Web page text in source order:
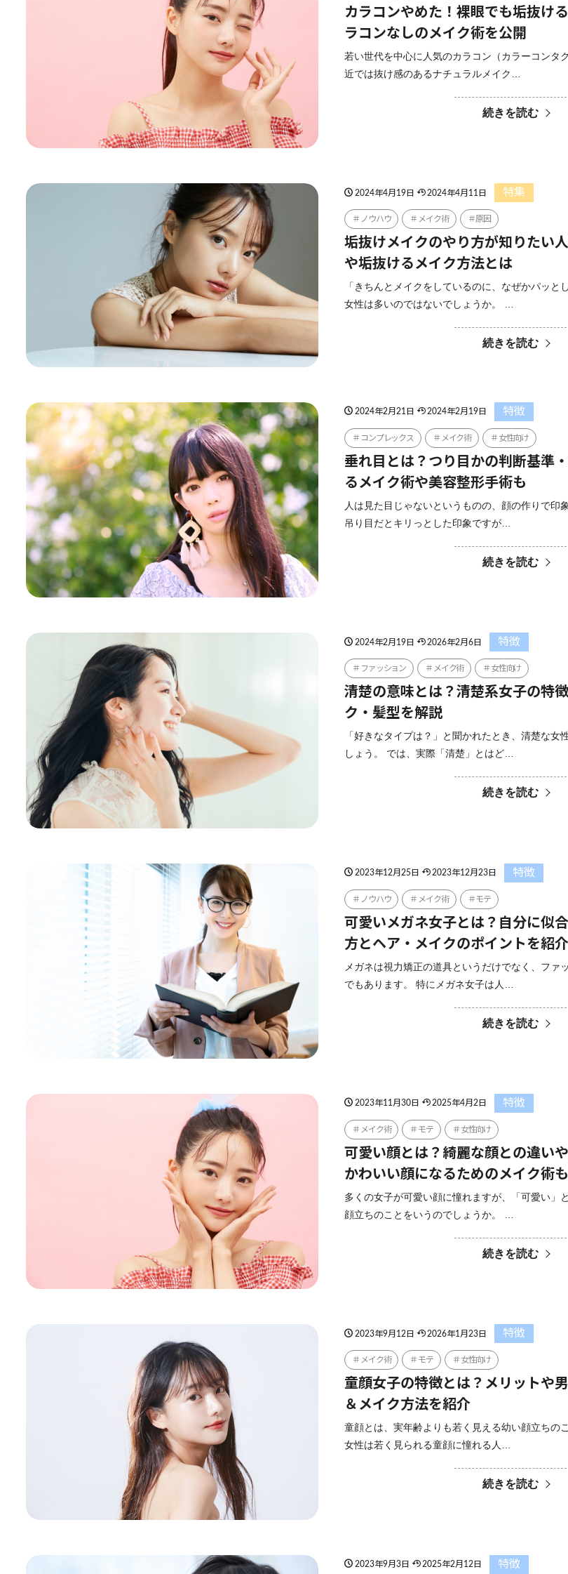
カラコンやめた！裸眼でも垢抜け
ラコンなしのメイク術を公開
若い世代を中心に人気のカラコン（カラーコンタ
近では抜け感のあるナチュラルメイク…
続きを読む
2024年4月19日 2024年4月11日 特集
ノウハウ メイク術 原因
垢抜けメイクのやり方が知りたい
や垢抜けるメイク方法とは
「きちんとメイクをしているのに、なぜかパッ
女性は多いのではないでしょうか。 …
続きを読む
2024年2月21日 2024年2月19日 特徴
コンプレックス メイク術 女性向け
垂れ目とは？つり目かの判断基準
るメイク術や美容整形手術も
人は見た目じゃないというものの、顔の作りで印
吊り目だとキリっとした印象ですが…
続きを読む
2024年2月19日 2026年2月6日 特徴
ファッション メイク術 女性向け
清楚の意味とは？清楚系女子の特
ク・髪型を解説
「好きなタイプは？」と聞かれたとき、清楚な女
しょう。 では、実際「清楚」とはど…
続きを読む
2023年12月25日 2023年12月23日 特徴
ノウハウ メイク術 モテ
可愛いメガネ女子とは？自分に似
方とヘア・メイクのポイントを紹介
メガネは視力矯正の道具というだけでなく、ファ
でもあります。 特にメガネ女子は人…
続きを読む
2023年11月30日 2025年4月2日 特徴
メイク術 モテ 女性向け
可愛い顔とは？綺麗な顔との違い
かわいい顔になるためのメイク術も
多くの女子が可愛い顔に憧れますが、「可愛い」
顔立ちのことをいうのでしょうか。 …
続きを読む
2023年9月12日 2026年1月23日 特徴
メイク術 モテ 女性向け
童顔女子の特徴とは？メリットや
＆メイク方法を紹介
童顔とは、実年齢よりも若く見える幼い顔立ちの
女性は若く見られる童顔に憧れる人…
続きを読む
2023年9月3日 2025年2月12日 特徴